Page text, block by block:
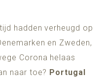
hadden verheugd op
en Zweden,
Corona helaas
naar toe? Portugal